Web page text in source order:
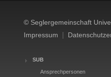
© Seglergemeinschaft
Impressum |
SUB
Ansprechpersonen